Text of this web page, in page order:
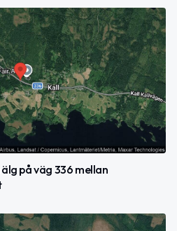
på väg 336 mellan